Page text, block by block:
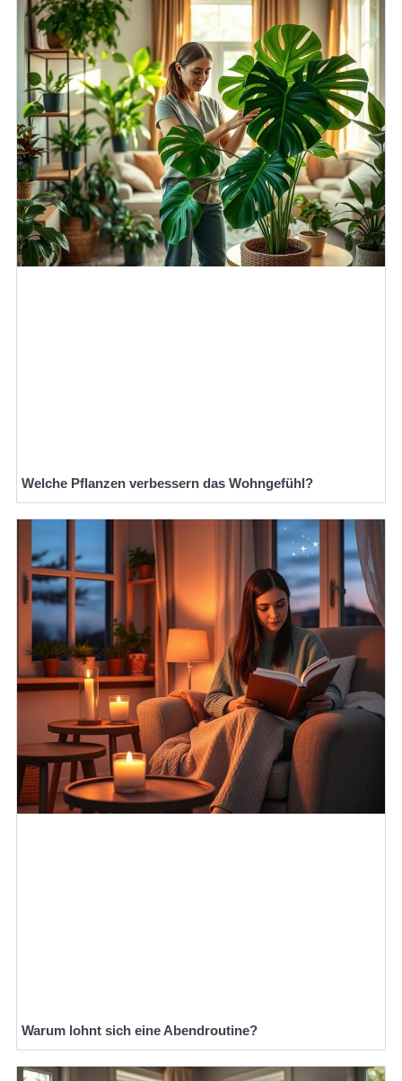
Welche Pflanzen verbessern das Wohngefühl?
Warum lohnt sich eine Abendroutine?